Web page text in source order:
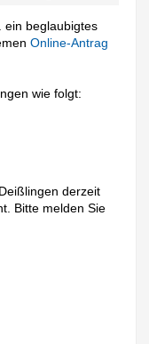
ein beglaubigtes
Online-Antrag
wie folgt:
derzeit
Bitte melden Sie